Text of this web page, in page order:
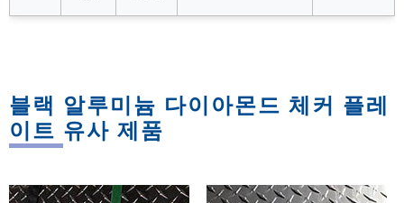
블랙 알루미늄 다이아몬드 체커 플레
이트 유사 제품